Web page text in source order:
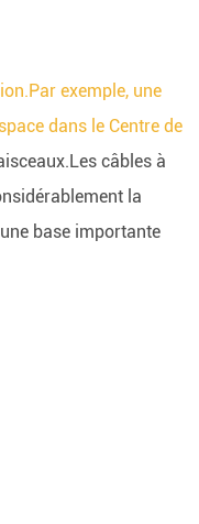
exemple, une
dans le Centre de
câbles à
la
base importante